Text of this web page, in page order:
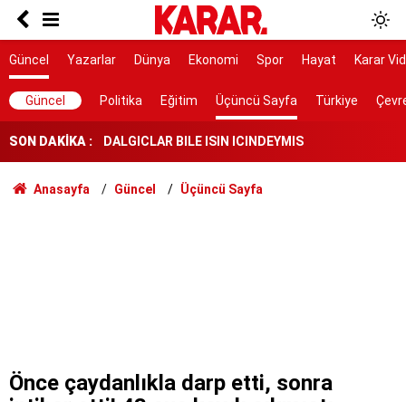
Güncel Yazarlar Dünya Ekonomi Spor Hayat Karar
Güncel Politika Eğitim Üçüncü Sayfa Türkiye
SON DAKİKA :
Poyraz lezzetine lezzet katıyor!
Herkes Çeşme'ye akın ederken onlar burayı
keşfetti: İzmir'de 'Böyle bir yer hâlâ var mı?'
DALGICLAR BILE ISIN ICINDEYMIS
AK Parti ile fark 4 puanı aştı
buruk
mont arıyor
Anasayfa Güncel Üçüncü Sayfa
Önce çaydanlıkla darp etti, sonra